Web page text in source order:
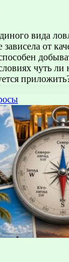
вида
зависела от
чуть ли